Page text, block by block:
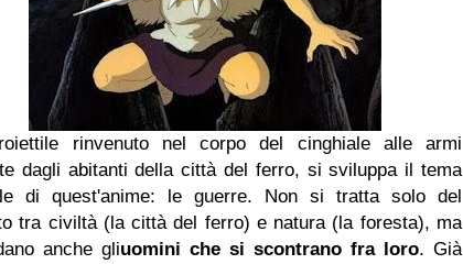
rinvenuto nel corpo del cinghiale alle armi
dagli abitanti della città del ferro, si sviluppa il tema
di quest'anime: le guerre. Non si tratta solo del
tra civiltà (la città del ferro) e natura (la foresta), ma
anche gliuomini che si scontrano fra loro. Già